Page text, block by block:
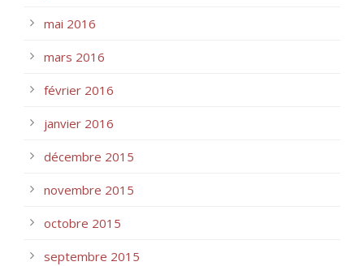
mai 2016
mars 2016
février 2016
janvier 2016
décembre 2015
novembre 2015
octobre 2015
septembre 2015